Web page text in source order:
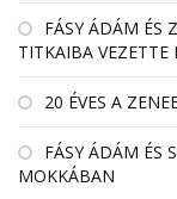
FÁSY ÁDÁM ÉS
TITKAIBA
20 ÉVES A
FÁSY ÁDÁM ÉS
MOKKÁBAN